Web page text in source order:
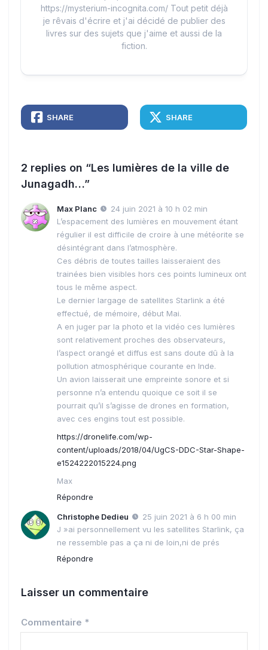
https://mysterium-incognita.com/ Tout petit déjà
je rêvais d'écrire et j'ai décidé de publier des
livres sur des sujets que j'aime et aussi de la
fiction.
SHARE SHARE
2 replies on “Les lumières de la ville de
Junagadh…”
Max Planc
24 juin 2021 à 10 h 02 min
L’espacement des lumières en mouvement étant
régulier il est difficile de croire à une météorite se
désintégrant dans l’atmosphère.
Ces débris de toutes tailles laisseraient des
trainées bien visibles hors ces points lumineux ont
tous le même aspect.
Le dernier largage de satellites Starlink a été
effectué, de mémoire, début Mai.
A en juger par la photo et la vidéo ces lumières
sont relativement proches des observateurs,
l’aspect orangé et diffus est sans doute dû à la
pollution atmosphérique courante en Inde.
Un avion laisserait une empreinte sonore et si
personne n’a entendu quoique ce soit il se
pourrait qu’il s’agisse de drones en formation,
avec ces engins tout est possible.
https://dronelife.com/wp-
content/uploads/2018/04/UgCS-DDC-Star-Shape-
e1524222015224.png
Max
Répondre
Christophe Dedieu
25 juin 2021 à 6 h 00 min
J »ai personnellement vu les satellites Starlink, ça
ne ressemble pas a ça ni de loin,ni de prés
Répondre
Laisser un commentaire
Commentaire *